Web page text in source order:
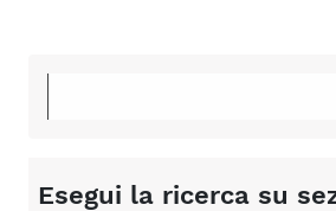
Esegui la ricerca su